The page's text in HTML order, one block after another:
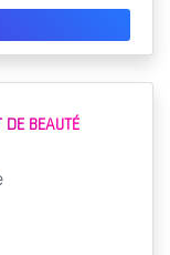
BEAUTÉ